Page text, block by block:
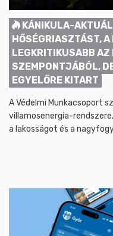
KÁNIKULA-
HŐSÉGRIASZTÁST,
LEGKRITIKUSABB AZ
SZEMPONTJÁBÓL,
EGYELŐRE KITART
A Védelmi Munkacsoport
villamosenergia-
a lakosságot és a